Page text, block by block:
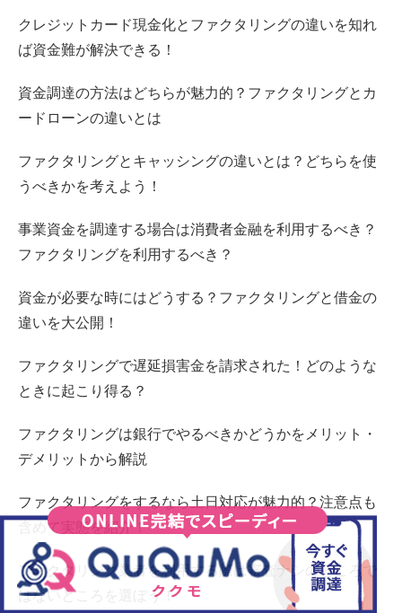
クレジットカード現金化とファクタリングの違いを知れ
ば資金難が解決できる！
資金調達の方法はどちらが魅力的？ファクタリングとカ
ードローンの違いとは
ファクタリングとキャッシングの違いとは？どちらを使
うべきかを考えよう！
事業資金を調達する場合は消費者金融を利用するべき？
ファクタリングを利用するべき？
資金が必要な時にはどうする？ファクタリングと借金の
違いを大公開！
ファクタリングで遅延損害金を請求された！どのような
ときに起こり得る？
ファクタリングは銀行でやるべきかどうかをメリット・
デメリットから解説
ファクタリングをするなら土日対応が魅力的？注意点も
含めて実態を紹介！
ファクタリング業者を利用する際は審査ナシのところで
はないところを選ぼう！